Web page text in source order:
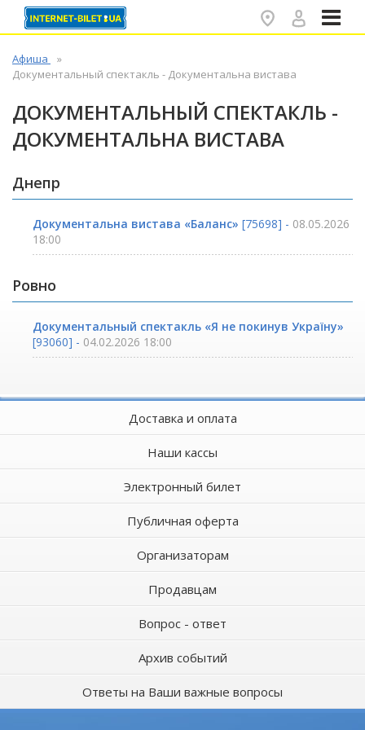
Афиша
Документальный спектакль - Документальна вистава
ДОКУМЕНТАЛЬНЫЙ СПЕКТАКЛЬ -
ДОКУМЕНТАЛЬНА ВИСТАВА
Днепр
Документальна вистава «Баланс» [75698] - 08.05.2026
18:00
Ровно
Документальный спектакль «Я не покинув Україну»
[93060] - 04.02.2026 18:00
Доставка и оплата
Наши кассы
Электронный билет
Публичная оферта
Организаторам
Продавцам
Вопрос - ответ
Архив событий
Ответы на Ваши важные вопросы